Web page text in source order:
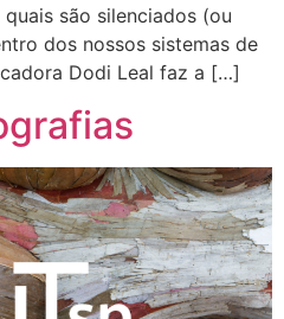
são silenciados (ou
dos nossos sistemas de
Dodi Leal faz a […]